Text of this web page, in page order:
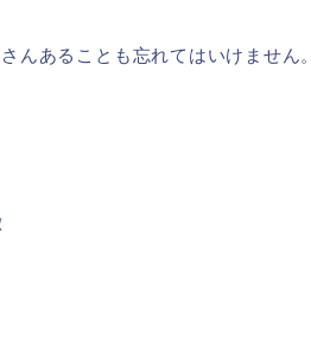
んあることも忘れてはいけません。